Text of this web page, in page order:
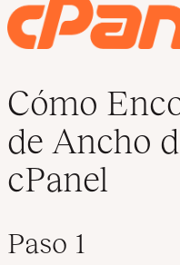
Cómo
de Ancho
cPanel
Paso 1